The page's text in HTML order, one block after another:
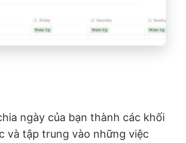
ngày của bạn thành các khối
và tập trung vào những việc